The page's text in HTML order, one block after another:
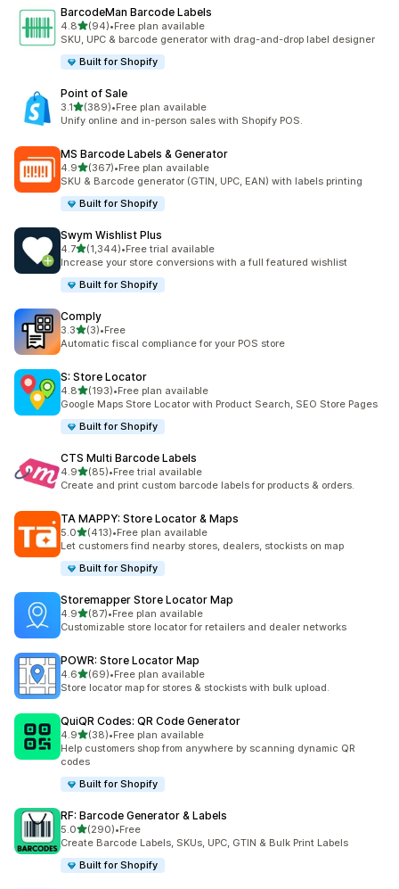
BarcodeMan Barcode Labels
4.8เต็ม 5 ดาว
(94)
ทั้งหมด 94 รีวิว
•Free plan available
SKU, UPC & barcode generator with drag-and-drop label designer
Built for Shopify
Point of Sale
3.1เต็ม 5 ดาว
(389)
ทั้งหมด 389 รีวิว
•Free plan available
Unify online and in-person sales with Shopify POS.
MS Barcode Labels & Generator
4.9เต็ม 5 ดาว
(367)
ทั้งหมด 367 รีวิว
•Free plan available
SKU & Barcode generator (GTIN, UPC, EAN) with labels printing
Built for Shopify
Swym Wishlist Plus
4.7เต็ม 5 ดาว
(1,344)
ทั้งหมด 1344 รีวิว
•Free trial available
Increase your store conversions with a full featured wishlist
Built for Shopify
Comply
3.3เต็ม 5 ดาว
(3)
ทั้งหมด 3 รีวิว
•Free
Automatic fiscal compliance for your POS store
S: Store Locator
4.8เต็ม 5 ดาว
(193)
ทั้งหมด 193 รีวิว
•Free plan available
Google Maps Store Locator with Product Search, SEO Store Pages
Built for Shopify
CTS Multi Barcode Labels
4.9เต็ม 5 ดาว
(85)
ทั้งหมด 85 รีวิว
•Free trial available
Create and print custom barcode labels for products & orders.
TA MAPPY: Store Locator & Maps
5.0เต็ม 5 ดาว
(413)
ทั้งหมด 413 รีวิว
•Free plan available
Let customers find nearby stores, dealers, stockists on map
Built for Shopify
Storemapper Store Locator Map
4.9เต็ม 5 ดาว
(87)
ทั้งหมด 87 รีวิว
•Free plan available
Customizable store locator for retailers and dealer networks
POWR: Store Locator Map
4.6เต็ม 5 ดาว
(69)
ทั้งหมด 69 รีวิว
•Free plan available
Store locator map for stores & stockists with bulk upload.
QuiQR Codes: QR Code Generator
4.9เต็ม 5 ดาว
(38)
ทั้งหมด 38 รีวิว
•Free plan available
Help customers shop from anywhere by scanning dynamic QR
codes
Built for Shopify
RF: Barcode Generator & Labels
5.0เต็ม 5 ดาว
(290)
ทั้งหมด 290 รีวิว
•Free
Create Barcode Labels, SKUs, UPC, GTIN & Bulk Print Labels
Built for Shopify